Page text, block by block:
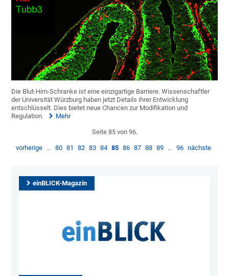
Die Blut-Hirn-Schranke ist eine einzigartige Barriere. Wissenschaftler
der Universität Würzburg haben jetzt Details ihrer Entwicklung
entschlüsselt. Dies bietet neue Chancen zur Modifikation und
Regulation.
Mehr
Seite 85 von 96.
vorherige … 80 81 82 83 84 85 86 87 88 89 … 96 nächste
einBLICK-Magazin